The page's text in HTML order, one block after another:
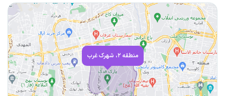
منطقه ۲، شهرک غرب